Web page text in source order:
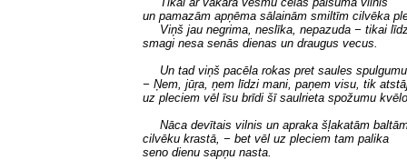
un pamazām apņēma sālainām smiltīm cilvēka
Viņš jau negrima, neslīka, nepazuda − tikai
smagi nesa senās dienas un draugus vecus.
Un tad viņš pacēla rokas pret saules
− Ņem, jūŗa, ņem līdzi mani, paņem visu, tik
uz pleciem vēl īsu brīdi šī saulrieta spožumu
Nāca devītais vilnis un apraka šļakatām
cilvēku krastā, − bet vēl uz pleciem tam palika
seno dienu sapņu nasta.